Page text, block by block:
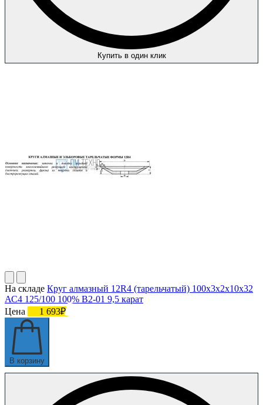
Купить в один клик
На складе Круг алмазный 12R4 (тарельчатый) 100х3х2х10х32
АС4 125/100 100% В2-01 9,5 карат
Цена
1 693₽
В корзину